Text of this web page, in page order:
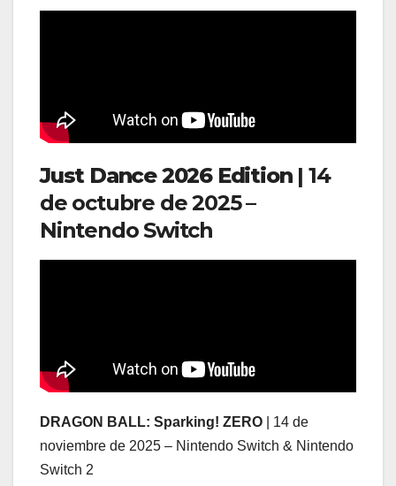
Just Dance 2026 Edition| 14
de octubre de 2025 –
Nintendo Switch
DRAGON BALL: Sparking! ZERO | 14 de
noviembre de 2025 – Nintendo Switch & Nintendo
Switch 2